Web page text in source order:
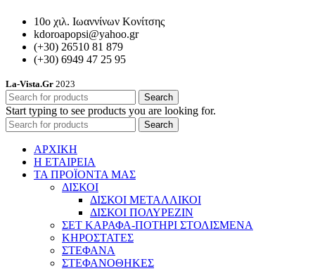
10ο χιλ. Ιωαννίνων Κονίτσης
kdoroapopsi@yahoo.gr
(+30) 26510 81 879
(+30) 6949 47 25 95
La-Vista.Gr 2023
Search
Start typing to see products you are looking for.
Search
ΑΡΧΙΚΗ
Η ΕΤΑΙΡΕΙΑ
ΤΑ ΠΡΟΪΟΝΤΑ ΜΑΣ
ΔΙΣΚΟΙ
ΔΙΣΚΟΙ ΜΕΤΑΛΛΙΚΟΙ
ΔΙΣΚΟΙ ΠΟΛΥΡΕΖΙΝ
ΣΕΤ ΚΑΡΑΦΑ-ΠΟΤΗΡΙ ΣΤΟΛΙΣΜΕΝΑ
ΚΗΡΟΣΤΑΤΕΣ
ΣΤΕΦΑΝΑ
ΣΤΕΦΑΝΟΘΗΚΕΣ